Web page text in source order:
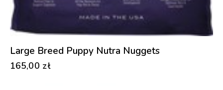
Large Breed Puppy Nutra Nuggets
165,00 zł